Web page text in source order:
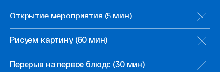
Открытие мероприятия (5 мин)
Рисуем картину (60 мин)
Перерыв на первое блюдо (30 мин)